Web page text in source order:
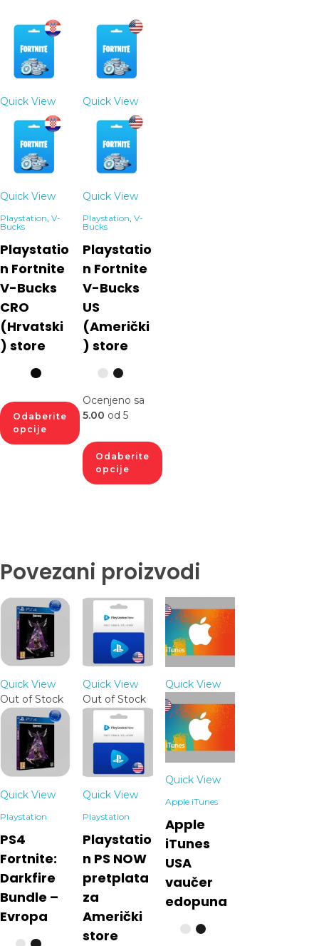
Quick View
Quick View
Playstation, V-
Bucks
Playstatio
n Fortnite
V-Bucks
CRO
(Hrvatski
) store
Odaberite
opcije
Quick View
Quick View
Playstation, V-
Bucks
Playstatio
n Fortnite
V-Bucks
US
(Američki
) store
Ocenjeno sa
5.00 od 5
Odaberite
opcije
Povezani proizvodi
Quick View
Out of Stock
Quick View
Playstation
PS4
Fortnite:
Darkfire
Bundle –
Evropa
Quick View
Out of Stock
Quick View
Playstation
Playstatio
n PS NOW
pretplata
za
Američki
store
Quick View
Quick View
Apple iTunes
Apple
iTunes
USA
vaučer
edopuna